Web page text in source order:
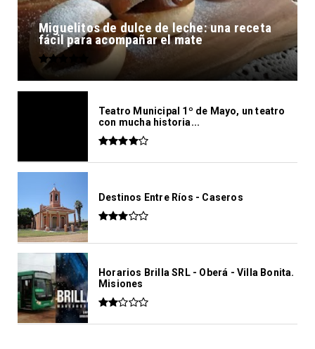
Miguelitos de dulce de leche: una receta
fácil para acompañar el mate
Teatro Municipal 1º de Mayo, un teatro
con mucha historia...
Destinos Entre Ríos - Caseros
Horarios Brilla SRL - Oberá - Villa Bonita.
Misiones